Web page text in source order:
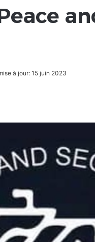
à jour: 15 juin 2023